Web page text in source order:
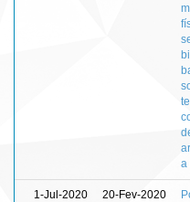
a
1-Jul-2020 20-Fev-2020